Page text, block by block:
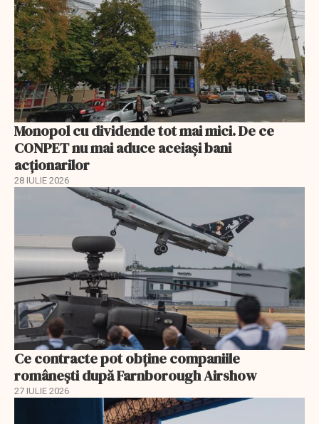
Monopol cu dividende tot mai mici. De ce
CONPET nu mai aduce aceiași bani
acționarilor
28 IULIE 2026
Ce contracte pot obține companiile
românești după Farnborough Airshow
27 IULIE 2026